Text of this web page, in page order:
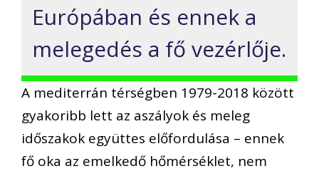
Európában és ennek a
melegedés a fő vezérlője.
A mediterrán térségben 1979-2018 között
gyakoribb lett az aszályok és meleg
időszakok együttes előfordulása – ennek
fő oka az emelkedő hőmérséklet, nem